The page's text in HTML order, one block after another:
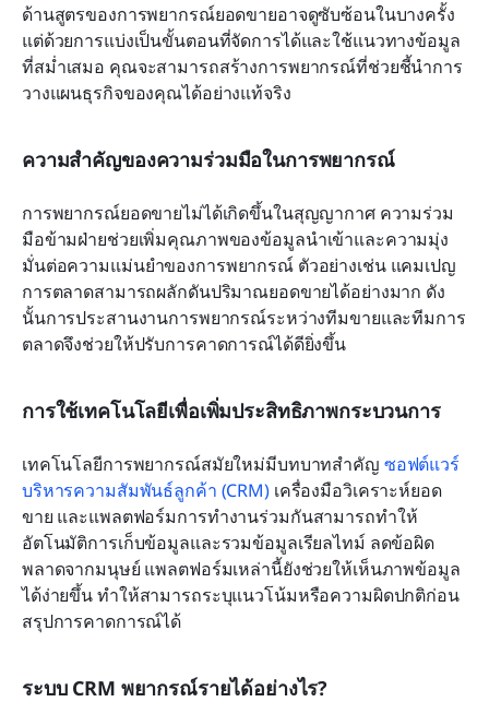
ด้านสูตรของการพยากรณ์ยอดขายอาจดูซับซ้อนในบางครั้ง
แต่ด้วยการแบ่งเป็นขั้นตอนที่จัดการได้และใช้แนวทางข้อมูล
ที่สม่ำเสมอ คุณจะสามารถสร้างการพยากรณ์ที่ช่วยชี้นำการ
วางแผนธุรกิจของคุณได้อย่างแท้จริง
ความสำคัญของความร่วมมือในการพยากรณ์
การพยากรณ์ยอดขายไม่ได้เกิดขึ้นในสุญญากาศ ความร่วม
มือข้ามฝ่ายช่วยเพิ่มคุณภาพของข้อมูลนำเข้าและความมุ่ง
มั่นต่อความแม่นยำของการพยากรณ์ ตัวอย่างเช่น แคมเปญ
การตลาดสามารถผลักดันปริมาณยอดขายได้อย่างมาก ดัง
นั้นการประสานงานการพยากรณ์ระหว่างทีมขายและทีมการ
ตลาดจึงช่วยให้ปรับการคาดการณ์ได้ดียิ่งขึ้น
การใช้เทคโนโลยีเพื่อเพิ่มประสิทธิภาพกระบวนการ
เทคโนโลยีการพยากรณ์สมัยใหม่มีบทบาทสำคัญ ซอฟต์แวร์
บริหารความสัมพันธ์ลูกค้า (CRM) เครื่องมือวิเคราะห์ยอด
ขาย และแพลตฟอร์มการทำงานร่วมกันสามารถทำให้
อัตโนมัติการเก็บข้อมูลและรวมข้อมูลเรียลไทม์ ลดข้อผิด
พลาดจากมนุษย์ แพลตฟอร์มเหล่านี้ยังช่วยให้เห็นภาพข้อมูล
ได้ง่ายขึ้น ทำให้สามารถระบุแนวโน้มหรือความผิดปกติก่อน
สรุปการคาดการณ์ได้
ระบบ CRM พยากรณ์รายได้อย่างไร?